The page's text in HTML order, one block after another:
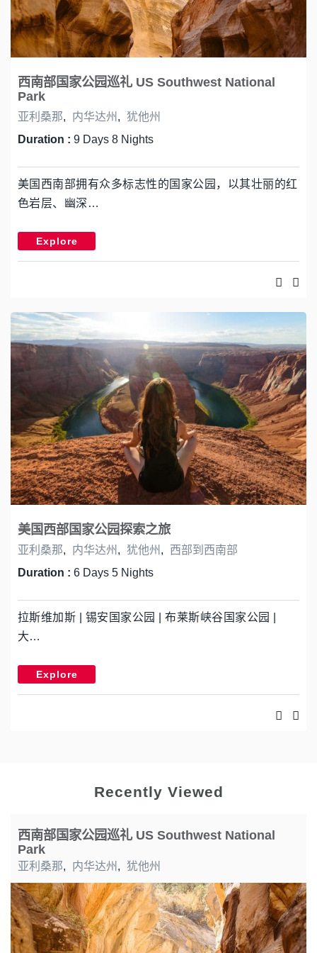
西南部国家公园巡礼 US Southwest National
Park
亚利桑那, 内华达州 ,
犹他州
Duration : 9 Days 8 Nights
美国西南部拥有众多标志性的国家公园，以其壮丽的红
色岩层、幽深…
Explore
美国西部国家公园探索之旅
亚利桑那, 内华达州 , 犹他州 ,
西部到西南部
Duration : 6 Days 5 Nights
拉斯维加斯 | 锡安国家公园 | 布莱斯峡谷国家公园 |
大…
Explore
Recently Viewed
西南部国家公园巡礼 US Southwest National
Park
亚利桑那, 内华达州 , 犹他州